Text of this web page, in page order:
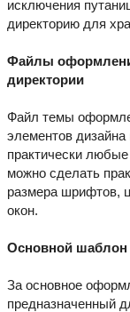
исключения
директорию для
Файлы
директории
Файл темы
элементов дизайна
практически
можно сделать
размера шрифтов,
окон.
Основной
За основное
предназначенный